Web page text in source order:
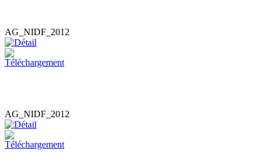
AG_NIDF_2012
AG_NIDF_2012